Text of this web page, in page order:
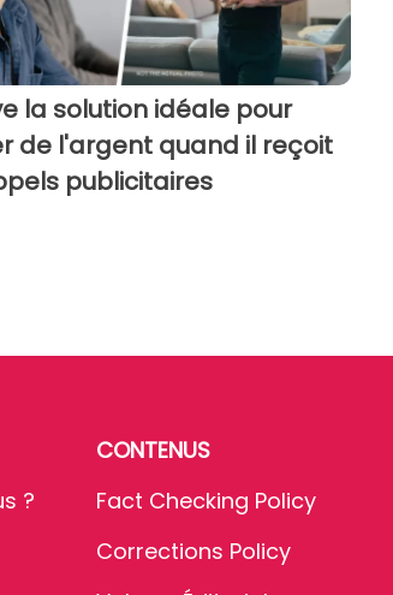
la solution idéale pour
de l'argent quand il reçoit
publicitaires
?
CONTENUS
Fact Checking Policy
Corrections Policy